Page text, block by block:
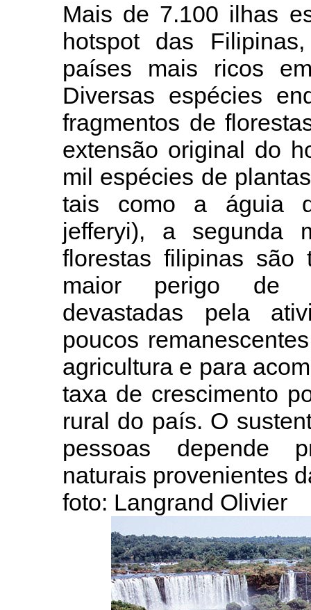
Mais de 7.100 ilhas
hotspot das
países mais ricos
Diversas espécies
fragmentos de
extensão original do
mil espécies de
tais como a águia
jefferyi), a segunda
florestas filipinas são
maior perigo de
devastadas pela
poucos
agricultura e para
taxa de crescimento
rural do país. O
pessoas depende
naturais provenientes
foto: Langrand Olivier